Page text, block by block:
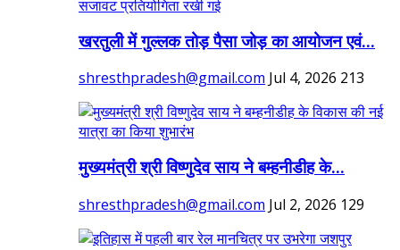
खरतुली में गुल्लक तोड़ पैसा जोड़ का आयोजन एवं...
shresthpradesh@gmail.com Jul 4, 2026 213
मुख्यमंत्री श्री विष्णुदेव साय ने बम्हनीडीह के...
shresthpradesh@gmail.com Jul 2, 2026 129